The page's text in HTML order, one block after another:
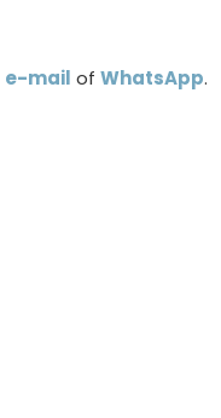
e-mail of WhatsApp.